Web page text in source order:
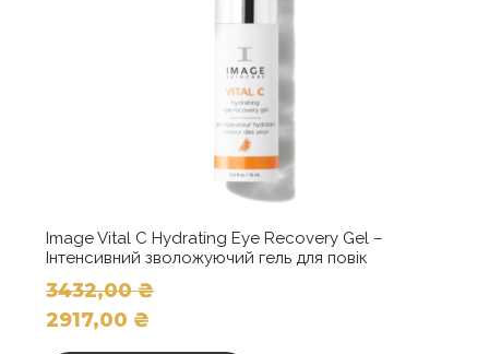
Image Vital C Hydrating Eye Recovery Gel –
Інтенсивний зволожуючий гель для повік
3432,00₴
Оригінальна
2917,00 ₴